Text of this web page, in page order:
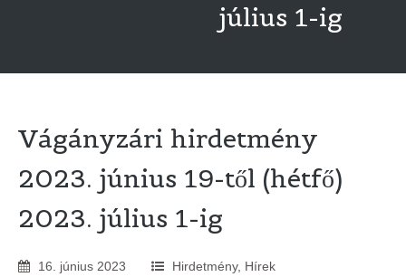
július 1-ig
Vágányzári hirdetmény
2023. június 19-től (hétfő)
2023. július 1-ig
16 június 2023 Hirdetmény, Hírek